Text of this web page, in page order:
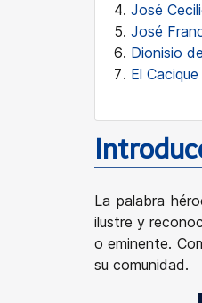
José
José
Dionisio
El
La palabra
ilustre y
o eminente.
su comunidad.